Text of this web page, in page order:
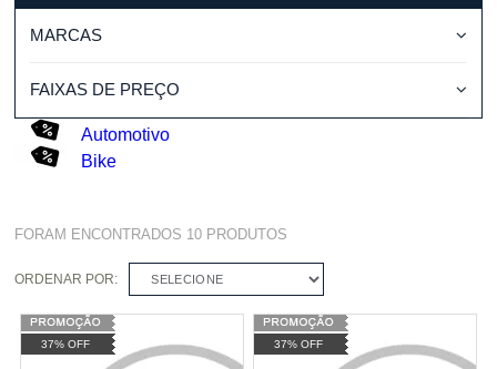
MARCAS
FAIXAS DE PREÇO
Automotivo
Bike
FORAM ENCONTRADOS 10 PRODUTOS
ORDENAR POR: SELECIONE
37% OFF 37% OFF